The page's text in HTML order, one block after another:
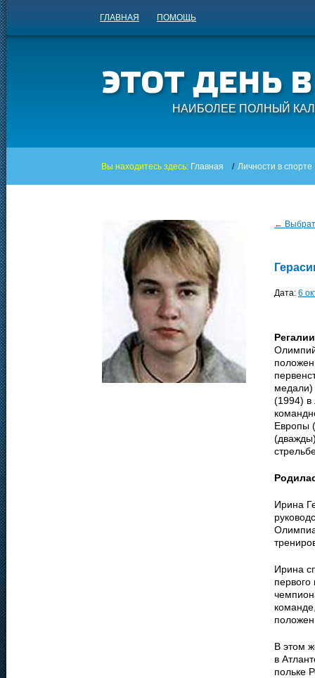
ГЛАВНАЯ ПОМОЩЬ
НАИБОЛЕЕ ПОЛНЫЙ
Вы находитесь здесь: Главная / Личности в спорте
←
Дата: 6
медали)
(1994) в
Европы
Ирина
Ирина
первого
В этом
в
польке